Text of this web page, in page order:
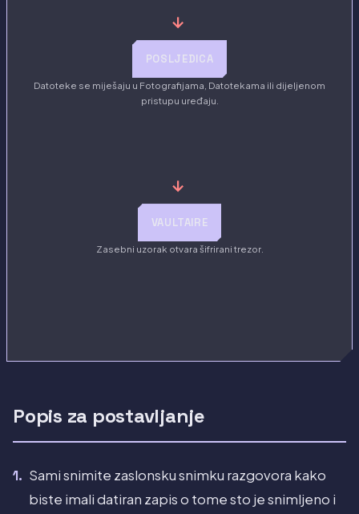
→
POSLJEDICA
Datoteke se miješaju u Fotografijama, Datotekama ili dijeljenom
pristupu uređaju.
→
VAULTAIRE
Zasebni uzorak otvara šifrirani trezor.
Popis za postavljanje
Sami snimite zaslonsku snimku razgovora kako
biste imali datiran zapis o tome sto je snimljeno i